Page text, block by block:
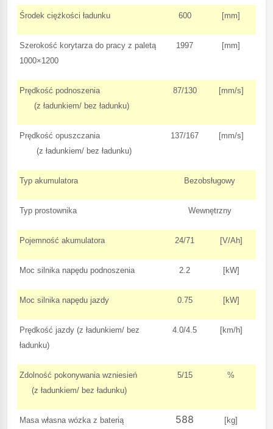
Środek ciężkości ładunku 600 [mm]
Szerokość korytarza do pracy z paletą
1000×1200
1997 [mm]
Prędkość podnoszenia
(z ładunkiem/ bez ładunku)
87/130 [mm/s]
Prędkość opuszczania
(z ładunkiem/ bez ładunku)
137/167 [mm/s]
Typ akumulatora Bezobsługowy
Typ prostownika Wewnętrzny
Pojemność akumulatora 24/71 [V/Ah]
Moc silnika napędu podnoszenia 2.2 [kW]
Moc silnika napędu jazdy 0.75 [kW]
Prędkość jazdy (z ładunkiem/ bez
ładunku)
4.0/4.5 [km/h]
Zdolność pokonywania wzniesień
(z ładunkiem/ bez ładunku)
5/15 %
Masa własna wózka z baterią 588 [kg]